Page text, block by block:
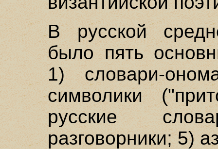
В русской
было пять
1) словари-
символики
русские
разговорники; 5)